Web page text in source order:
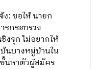
ง: ขอให้ นายก
รกระทรวง
งรุก ไม่อยากให้
นบางหมู่บ้านใน
นหาตัวผู้สมัคร